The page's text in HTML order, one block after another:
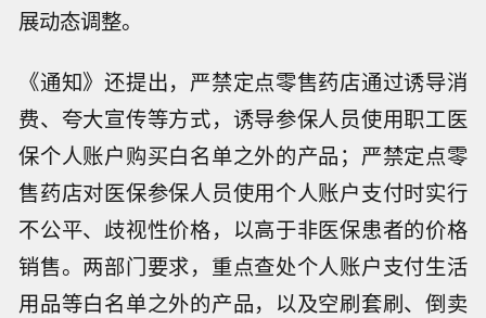
展动态调整。
《通知》还提出，严禁定点零售药店通过诱导消
费、夸大宣传等方式，诱导参保人员使用职工医
保个人账户购买白名单之外的产品；严禁定点零
售药店对医保参保人员使用个人账户支付时实行
不公平、歧视性价格，以高于非医保患者的价格
销售。两部门要求，重点查处个人账户支付生活
用品等白名单之外的产品，以及空刷套刷、倒卖